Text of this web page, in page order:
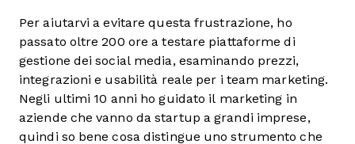
Per aiutarvi a evitare questa frustrazione, ho
passato oltre 200 ore a testare piattaforme di
gestione dei social media, esaminando prezzi,
integrazioni e usabilità reale per i team marketing.
Negli ultimi 10 anni ho guidato il marketing in
aziende che vanno da startup a grandi imprese,
quindi so bene cosa distingue uno strumento che